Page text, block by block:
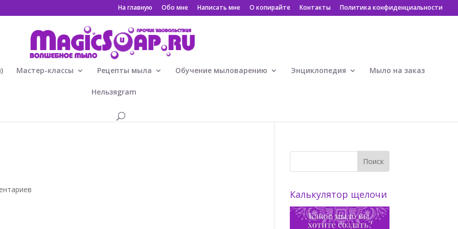
На главную Обо мне Написать мне О копирайте Контакты Политика конфиденциальности
Мастер-классы Рецепты мыла Обучение мыловарению Энциклопедия Мыло на заказ
Нельзяgram
Калькулятор щелочи